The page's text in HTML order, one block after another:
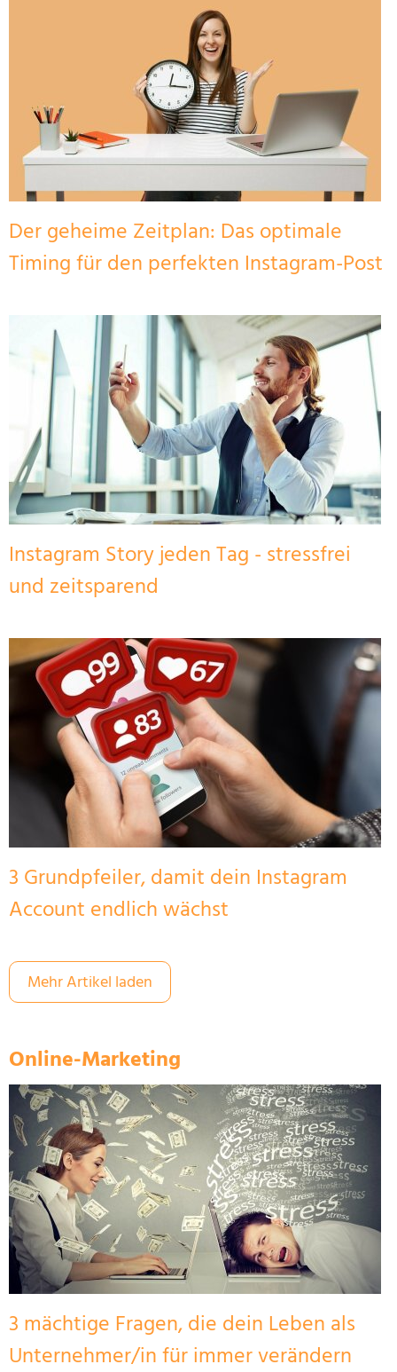
Der geheime Zeitplan: Das optimale
Timing für den perfekten Instagram-Post
Instagram Story jeden Tag - stressfrei
und zeitsparend
3 Grundpfeiler, damit dein Instagram
Account endlich wächst
Mehr Artikel laden
Online-Marketing
3 mächtige Fragen, die dein Leben als
Unternehmer/in für immer verändern